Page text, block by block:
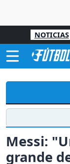
NOTICIAS
Messi:
grande